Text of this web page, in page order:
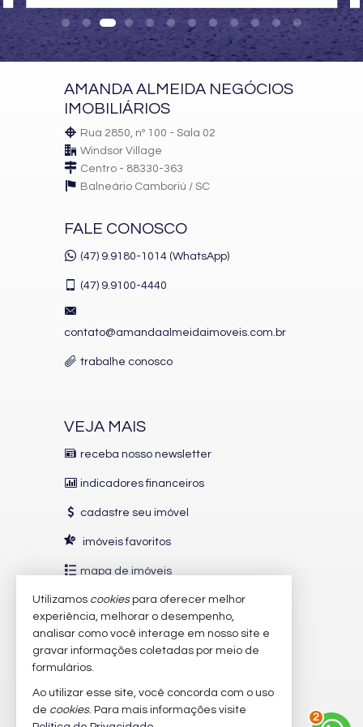
Piscina Família com SPA
Piscina Jovens
Lavabos
Terraço
Lounge com Bar
02 Piscinas Aquecidas
Piscina Infantil
Deck com spa
02 Saunas Secas
Espaço Mulher
Espaço de Beleza
Banho Turco
AMANDA ALMEIDA NEGÓCIOS
IMOBILIÁRIOS
Rua 2850, nº 100 - Sala 02
Windsor Village
Centro - 88330-363
Balneário Camboriú / SC
FALE CONOSCO
(47) 9.9180-1014 (WhatsApp)
(47) 9.9100-4440
contato@amandaalmeidaimoveis.com.br
trabalhe conosco
VEJA MAIS
receba nosso newsletter
indicadores financeiros
cadastre seu imóvel
imóveis favoritos
mapa de imóveis
INDICADORESFINANCEIROS
CUB / SC
R$ 3.151,24
Poupança
0,6738%
Euro
R$ 5,88
Utilizamos cookiespara oferecer melhor
experiência, melhorar o desempenho,
analisar como você interage em nosso site e
gravar informações coletadas por meio de
formulários.
Ao utilizar esse site, você concorda com o uso
de cookies. Para mais informações visite